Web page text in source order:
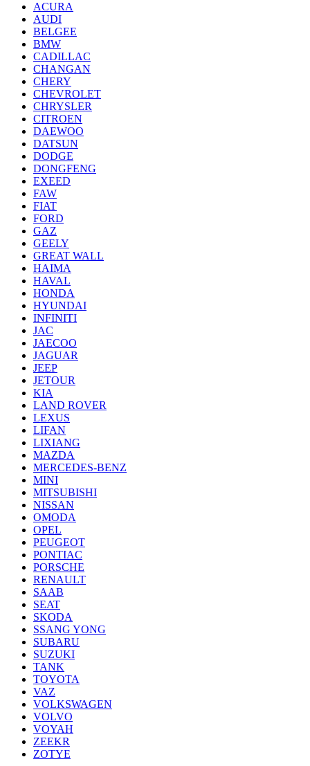
ACURA
AUDI
BELGEE
BMW
CADILLAC
CHANGAN
CHERY
CHEVROLET
CHRYSLER
CITROEN
DAEWOO
DATSUN
DODGE
DONGFENG
EXEED
FAW
FIAT
FORD
GAZ
GEELY
GREAT WALL
HAIMA
HAVAL
HONDA
HYUNDAI
INFINITI
JAC
JAECOO
JAGUAR
JEEP
JETOUR
KIA
LAND ROVER
LEXUS
LIFAN
LIXIANG
MAZDA
MERCEDES-BENZ
MINI
MITSUBISHI
NISSAN
OMODA
OPEL
PEUGEOT
PONTIAC
PORSCHE
RENAULT
SAAB
SEAT
SKODA
SSANG YONG
SUBARU
SUZUKI
TANK
TOYOTA
VAZ
VOLKSWAGEN
VOLVO
VOYAH
ZEEKR
ZOTYE